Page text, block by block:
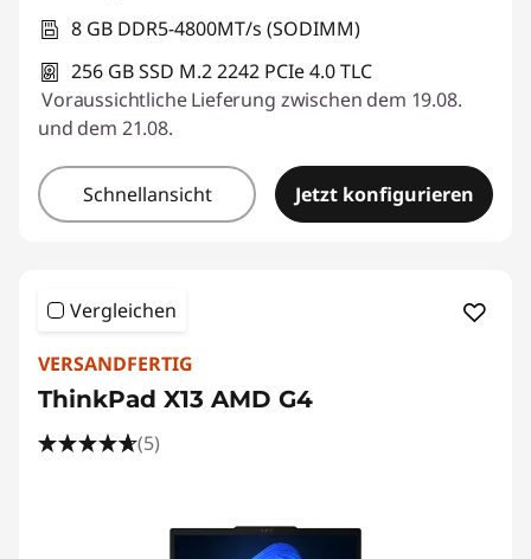
8 GB DDR5-4800MT/s (SODIMM)
256 GB SSD M.2 2242 PCIe 4.0 TLC
Voraussichtliche Lieferung zwischen dem 19.08.
und dem 21.08.
Schnellansicht Jetzt konfigurieren
Vergleichen
VERSANDFERTIG
ThinkPad X13 AMD G4
(5)